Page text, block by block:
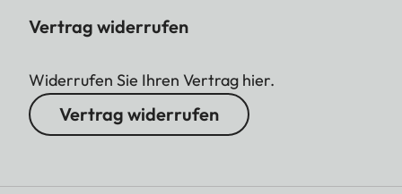
Vertrag widerrufen
Widerrufen Sie Ihren Vertrag hier.
Vertrag widerrufen